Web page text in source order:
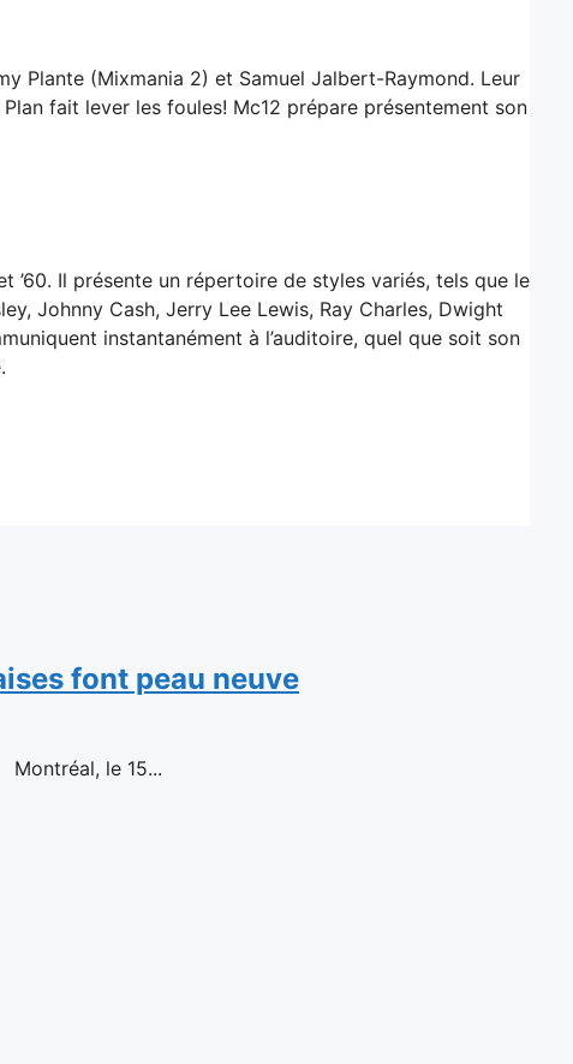
Plante (Mixmania 2) et Samuel Jalbert-Raymond. Leur
fait lever les foules! Mc12 prépare présentement son
Il présente un répertoire de styles variés, tels que le
Johnny Cash, Jerry Lee Lewis, Ray Charles, Dwight
instantanément à l’auditoire, quel que soit son
font peau neuve
le 15...